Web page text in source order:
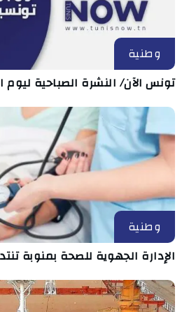
وطنية
تونس الآن/ النشرة الصباحية ليوم الجمعة
وطنية
الإدارة الجهوية للصحة بمنوبة